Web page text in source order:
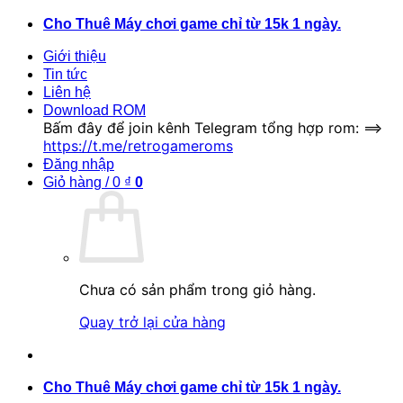
dung
Cho Thuê Máy chơi game chỉ từ 15k 1 ngày.
Giới thiệu
Tin tức
Liên hệ
Download ROM
Bấm đây để join kênh Telegram tổng hợp rom: ==>
https://t.me/retrogameroms
Đăng nhập
Giỏ hàng /0 ₫ 0
Chưa có sản phẩm trong giỏ hàng.
Quay trở lại cửa hàng
Cho Thuê Máy chơi game chỉ từ 15k 1 ngày.